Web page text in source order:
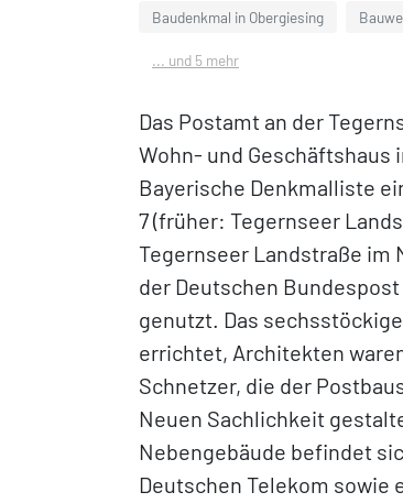
Baudenkmal in Obergiesing
... und 5 mehr
Das Postamt an der
Wohn- und Geschäftshaus
Bayerische Denkmalliste
7 (früher: Tegernseer
Tegernseer Landstraße im
der Deutschen
genutzt. Das
errichtet, Architekten
Schnetzer, die der
Neuen Sachlichkeit
Nebengebäude befindet
Deutschen Telekom sowie